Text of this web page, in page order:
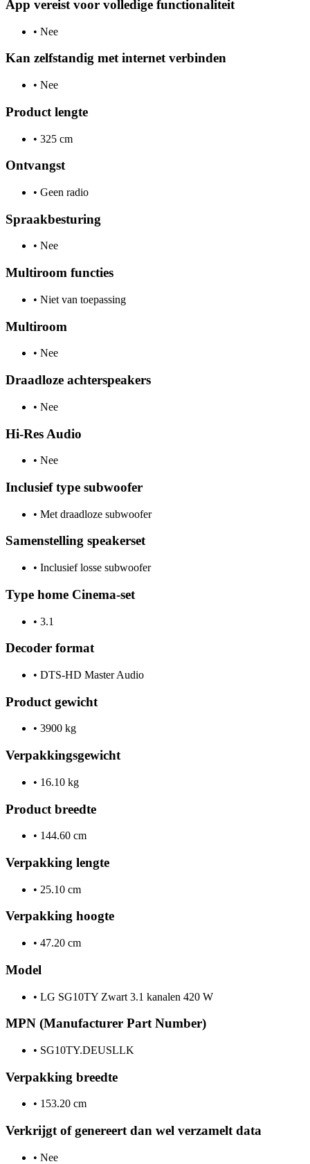
App vereist voor volledige functionaliteit
• Nee
Kan zelfstandig met internet verbinden
• Nee
Product lengte
• 325 cm
Ontvangst
• Geen radio
Spraakbesturing
• Nee
Multiroom functies
• Niet van toepassing
Multiroom
• Nee
Draadloze achterspeakers
• Nee
Hi-Res Audio
• Nee
Inclusief type subwoofer
• Met draadloze subwoofer
Samenstelling speakerset
• Inclusief losse subwoofer
Type home Cinema-set
• 3.1
Decoder format
• DTS-HD Master Audio
Product gewicht
• 3900 kg
Verpakkingsgewicht
• 16.10 kg
Product breedte
• 144.60 cm
Verpakking lengte
• 25.10 cm
Verpakking hoogte
• 47.20 cm
Model
• LG SG10TY Zwart 3.1 kanalen 420 W
MPN (Manufacturer Part Number)
• SG10TY.DEUSLLK
Verpakking breedte
• 153.20 cm
Verkrijgt of genereert dan wel verzamelt data
• Nee